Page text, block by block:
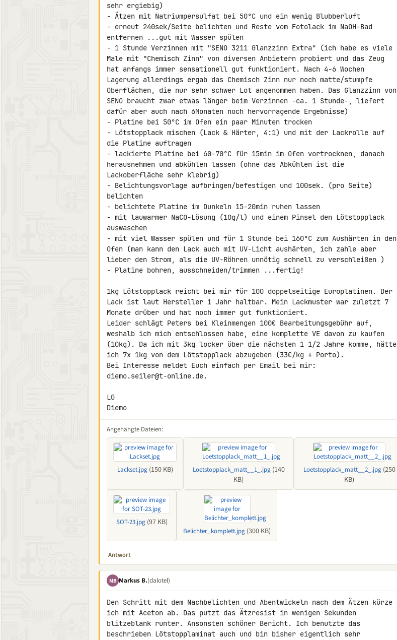
sehr ergiebig)
- Ätzen mit Natriumpersulfat bei 50°C und ein wenig Blubberluft
- erneut 240sek/Seite belichten und Reste vom Fotolack im NaOH-Bad
entfernen ...gut mit Wasser spülen
- 1 Stunde Verzinnen mit "SENO 3211 Glanzzinn Extra" (ich habe es viele
Male mit "Chemisch Zinn" von diversen Anbietern probiert und das Zeug
hat anfangs immer sensationell gut funktioniert. Nach 4-6 Wochen
Lagerung allerdings ergab das Chemisch Zinn nur noch matte/stumpfe
Oberflächen, die nur sehr schwer Lot angenommen haben. Das Glanzzinn von
SENO braucht zwar etwas länger beim Verzinnen -ca. 1 Stunde-, liefert
dafür aber auch nach 6Monaten noch hervorragende Ergebnisse)
- Platine bei 50°C im Ofen ein paar Minuten trocken
- Lötstopplack mischen (Lack & Härter, 4:1) und mit der Lackrolle auf
die Platine auftragen
- lackierte Platine bei 60-70°C für 15min im Ofen vortrocknen, danach
herausnehmen und abkühlen lassen (ohne das Abkühlen ist die
Lackoberfläche sehr klebrig)
- Belichtungsvorlage aufbringen/befestigen und 100sek. (pro Seite)
belichten
- belichtete Platine im Dunkeln 15-20min ruhen lassen
- mit lauwarmer NaCO-Lösung (10g/l) und einem Pinsel den Lötstopplack
auswaschen
- mit viel Wasser spülen und für 1 Stunde bei 160°C zum Aushärten in den
Ofen (man kann den Lack auch mit UV-Licht aushärten, ich zahle aber
lieber den Strom, als die UV-Röhren unnötig schnell zu verschleißen )
- Platine bohren, ausschneiden/trimmen ...fertig!
1kg Lötstopplack reicht bei mir für 100 doppelseitige Europlatinen. Der
Lack ist laut Hersteller 1 Jahr haltbar. Mein Lackmuster war zuletzt 7
Monate drüber und hat noch immer gut funktioniert.
Leider schlägt Peters bei Kleinmengen 100€ Bearbeitungsgebühr auf,
weshalb ich mich entschlossen habe, eine komplette VE davon zu kaufen
(10kg). Da ich mit 3kg locker über die nächsten 1 1/2 Jahre komme, hätte
ich 7x 1kg von dem Lötstopplack abzugeben (33€/kg + Porto).
Bei Interesse meldet Euch einfach per Email bei mir:
diemo.seiler@t-online.de.
LG
Diemo
Angehängte Dateien:
Lackset.jpg(150 KB) Loetstopplack_matt__1_.jpg(140
KB)
Loetstopplack_matt__2_.jpg(250
KB)
SOT-23.jpg(97 KB)
Belichter_komplett.jpg (300 KB)
Antwort
MB Markus B.(dalotel)
Den Schritt mit dem Nachbelichten und Abentwickeln nach dem Ätzen kürze
ich mit Aceton ab. Das putzt das Ätzresist in wenigen Sekunden
blitzeblank runter. Ansonsten schöner Bericht. Ich benutzte das
beschrieben Lötstopplaminat auch und bin bisher eigentlich sehr